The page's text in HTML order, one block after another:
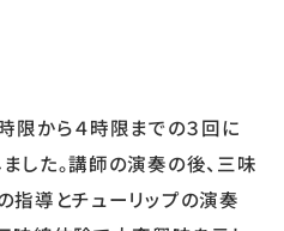
限から４時限までの３回に
した。講師の演奏の後、三味
指導とチューリップの演奏